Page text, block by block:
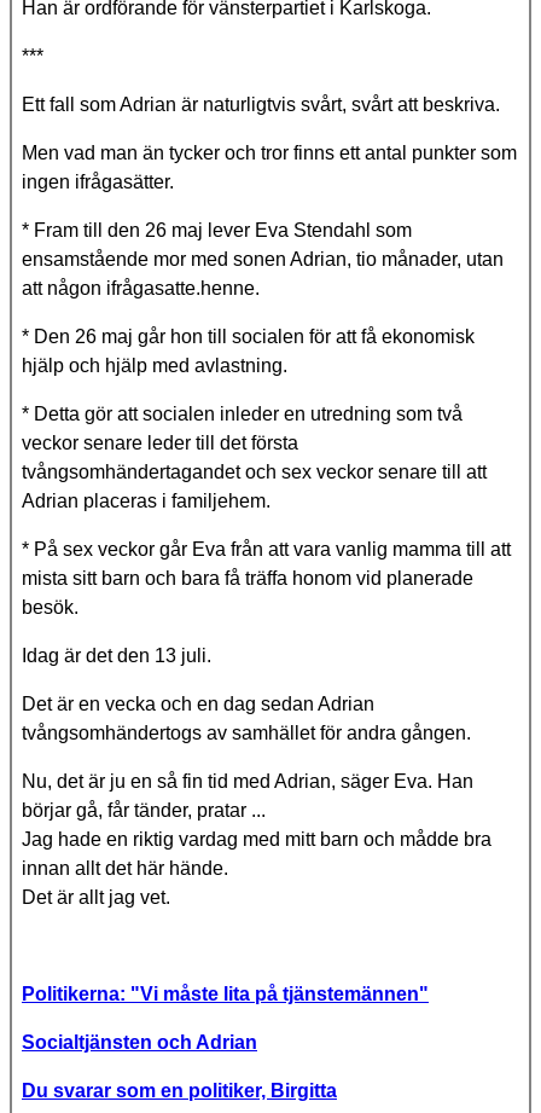
Han är ordförande för vänsterpartiet i Karlskoga.
***
Ett fall som Adrian är naturligtvis svårt, svårt att beskriva.
Men vad man än tycker och tror finns ett antal punkter som
ingen ifrågasätter.
* Fram till den 26 maj lever Eva Stendahl som
ensamstående mor med sonen Adrian, tio månader, utan
att någon ifrågasatte.henne.
* Den 26 maj går hon till socialen för att få ekonomisk
hjälp och hjälp med avlastning.
* Detta gör att socialen inleder en utredning som två
veckor senare leder till det första
tvångsomhändertagandet och sex veckor senare till att
Adrian placeras i familjehem.
* På sex veckor går Eva från att vara vanlig mamma till att
mista sitt barn och bara få träffa honom vid planerade
besök.
Idag är det den 13 juli.
Det är en vecka och en dag sedan Adrian
tvångsomhändertogs av samhället för andra gången.
Nu, det är ju en så fin tid med Adrian, säger Eva. Han
börjar gå, får tänder, pratar ...
Jag hade en riktig vardag med mitt barn och mådde bra
innan allt det här hände.
Det är allt jag vet.
Politikerna: "Vi måste lita på tjänstemännen"
Socialtjänsten och Adrian
Du svarar som en politiker, Birgitta